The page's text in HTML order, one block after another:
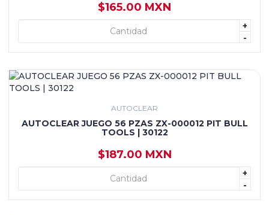
$165.00 MXN
+
-
+ AGREGAR
AUTOCLEAR
AUTOCLEAR JUEGO 56 PZAS ZX-000012 PIT BULL
TOOLS | 30122
$187.00 MXN
+
-
+ AGREGAR